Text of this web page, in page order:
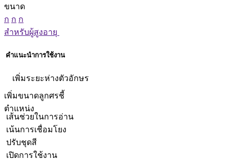
ขนาด
ก ก ก
สำหรับผู้สูงอายุ
คำแนะนำการใช้งาน
เพิ่มระยะห่างตัวอักษร
เพิ่มขนาดลูกศรชี้
ตำแหน่ง
เส้นช่วยในการอ่าน
เน้นการเชื่อมโยง
ปรับชุดสี
เปิดการใช้งาน